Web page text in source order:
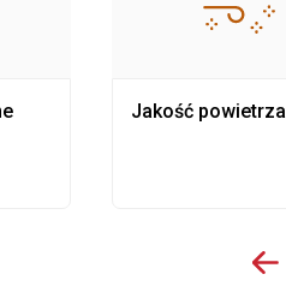
Jakość powietrza